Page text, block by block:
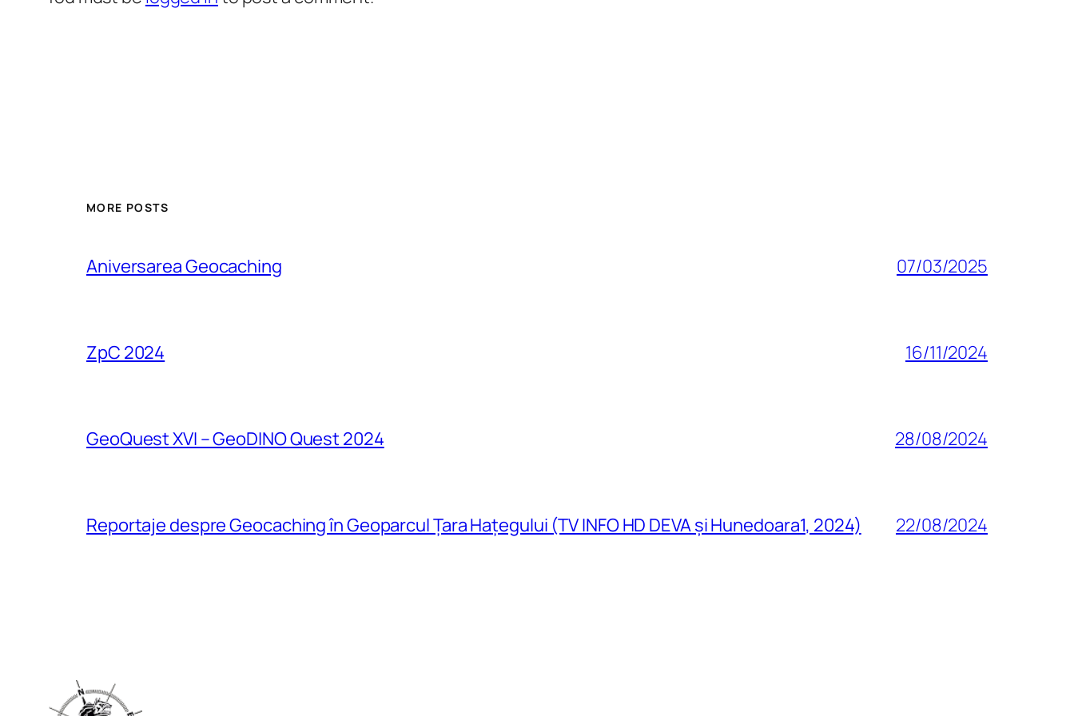
MORE POSTS
Aniversarea Geocaching 07/03/2025
ZpC 2024 16/11/2024
GeoQuest XVI – GeoDINO Quest 2024 28/08/2024
Reportaje despre Geocaching în Geoparcul Țara Hațegului (TV INFO HD DEVA și Hunedoara1, 2024) 22/08/2024